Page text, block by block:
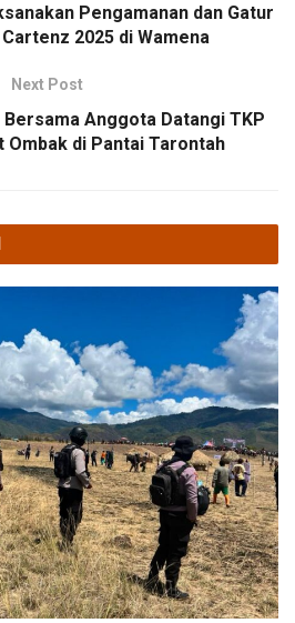
Pengamanan dan Gatur
2025 di Wamena
Next Post
Anggota Datangi TKP
di Pantai Tarontah